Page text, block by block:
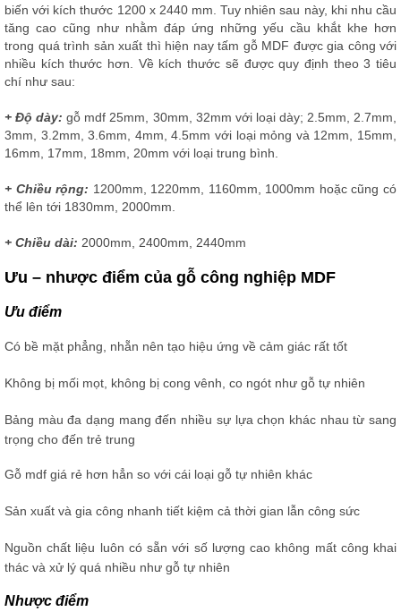
biến với kích thước 1200 x 2440 mm. Tuy nhiên sau này, khi nhu cầu
tăng cao cũng như nhằm đáp ứng những yếu cầu khắt khe hơn
trong quá trình sản xuất thì hiện nay tấm gỗ MDF được gia công với
nhiều kích thước hơn. Về kích thước sẽ được quy định theo 3 tiêu
chí như sau:
+ Độ dày: gỗ mdf 25mm, 30mm, 32mm với loại dày; 2.5mm, 2.7mm,
3mm, 3.2mm, 3.6mm, 4mm, 4.5mm với loại mỏng và 12mm, 15mm,
16mm, 17mm, 18mm, 20mm với loại trung bình.
+ Chiều rộng: 1200mm, 1220mm, 1160mm, 1000mm hoặc cũng có
thể lên tới 1830mm, 2000mm.
+ Chiều dài: 2000mm, 2400mm, 2440mm
Ưu – nhược điểm của gỗ công nghiệp MDF
Ưu điểm
Có bề mặt phẳng, nhẵn nên tạo hiệu ứng về cảm giác rất tốt
Không bị mối mọt, không bị cong vênh, co ngót như gỗ tự nhiên
Bảng màu đa dạng mang đến nhiều sự lựa chọn khác nhau từ sang
trọng cho đến trẻ trung
Gỗ mdf giá rẻ hơn hẳn so với cái loại gỗ tự nhiên khác
Sản xuất và gia công nhanh tiết kiệm cả thời gian lẫn công sức
Nguồn chất liệu luôn có sẵn với số lượng cao không mất công khai
thác và xử lý quá nhiều như gỗ tự nhiên
Nhược điểm